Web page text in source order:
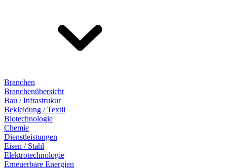
Branchen
Branchenübersicht
Bau / Infrastrukur
Bekleidung / Textil
Biotechnologie
Chemie
Dienstleistungen
Eisen / Stahl
Elektrotechnologie
Erneuerbare Energien